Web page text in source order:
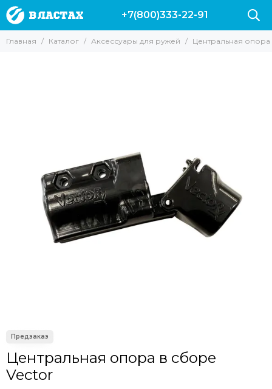
Аксессуары для ружей
Аксессуары для арбалетов
Чехлы для ружей
Линесбрасыватели
+7(800)333-22-91
Главная Каталог Аксессуары для ружей Центральная опора
Центральная опора в сборе
Vector